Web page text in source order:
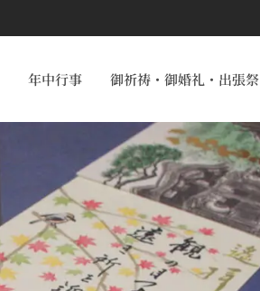
年中行事 御祈祷・御婚礼・出張祭